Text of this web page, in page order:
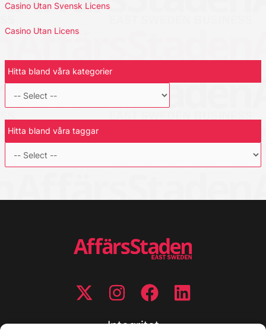
Casino Utan Svensk Licens
Casino Utan Licens
Hitta bland våra kategorier
Hitta bland våra taggar
Integritet